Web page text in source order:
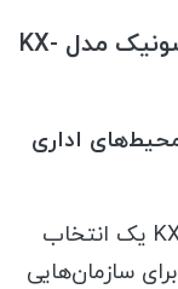
📞 نقد و بررسی تلفن سانترال پاناسونیک مدل KX-
اداری
تلفن دیجیتال پاناسونیک مدل KX-DT521 یک انتخاب
سازمان‌هایی